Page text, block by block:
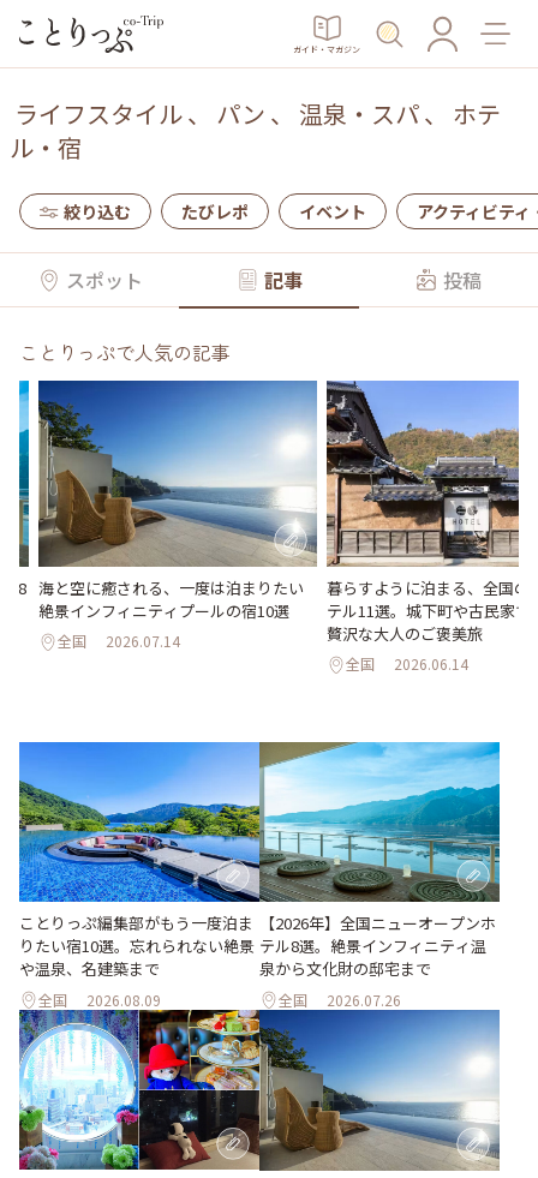
ガイド・マガジン
ライフスタイル、 パン 、 温泉・スパ、 ホテ
ル・宿
絞り込む たびレポ イベント アクティビティ
スポット 記事 投稿
ことりっぷで人気の記事
8 海と空に癒される、一度は泊まりたい
絶景インフィニティプールの宿10選
全国 2026.07.14
暮らすように泊まる、全国の
テル11選。城下町や古民家で
贅沢な大人のご褒美旅
全国 2026.06.14
ことりっぷ編集部がもう一度泊ま
りたい宿10選。忘れられない絶景
や温泉、名建築まで
全国 2026.08.09
【2026年】全国ニューオープンホ
テル8選。絶景インフィニティ温
泉から文化財の邸宅まで
全国 2026.07.26